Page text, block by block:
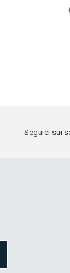
Seguici sui